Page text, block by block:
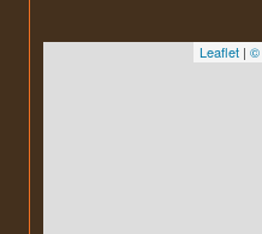
Leaflet | ©